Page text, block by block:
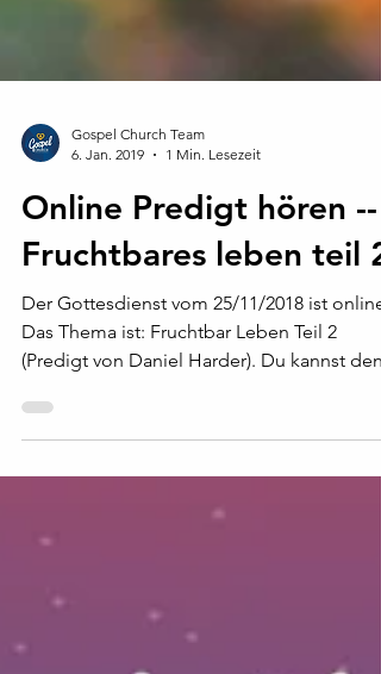
6. Jan. 2019
1 Min. Lesezeit
Online Predigt hören --
Fruchtbares leben teil 2
Der Gottesdienst vom 25/11/2018 ist online.
(Predigt von Daniel Harder). Du kannst den
Podcast bei...